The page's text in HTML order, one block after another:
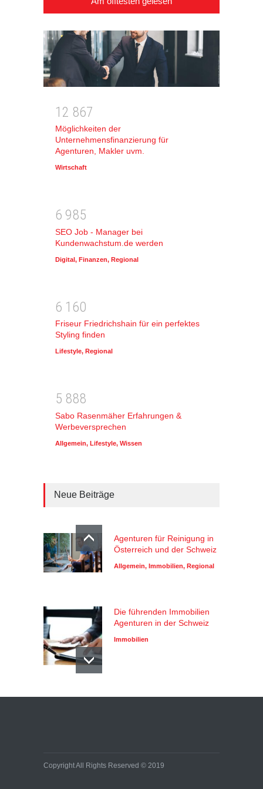
1 2 867
Möglichkeiten der
Unternehmensfinanzierung für
Agenturen, Makler uvm.
Wirtschaft
6 985
SEO Job - Manager bei
Kundenwachstum.de werden
Digital, Finanzen, Regional
6 1 60
Friseur Friedrichshain für ein perfektes
Styling finden
Lifestyle, Regional
5 888
Sabo Rasenmäher Erfahrungen &
Werbeversprechen
Allgemein, Lifestyle, Wissen
Neue Beiträge
Agenturen für Reinigung in
Österreich und der Schweiz
Allgemein, Immobilien, Regional
Die führenden Immobilien
Agenturen in der Schweiz
Immobilien
Copyright All Rights Reserved © 2019